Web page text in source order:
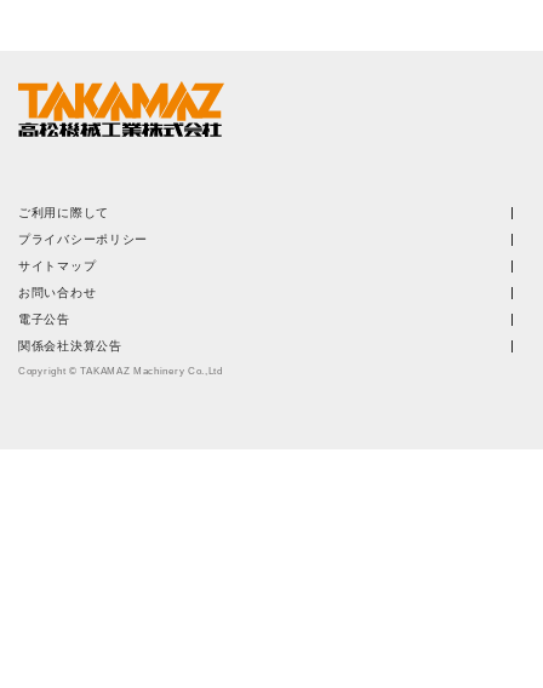
ご利用に際して
プライバシーポリシー
サイトマップ
お問い合わせ
電子公告
関係会社決算公告
Copyright © TAKAMAZ Machinery Co.,Ltd